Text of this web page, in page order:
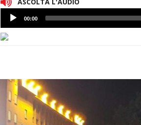
Lettore
Audio
00:00